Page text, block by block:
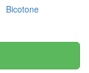
Bicotone